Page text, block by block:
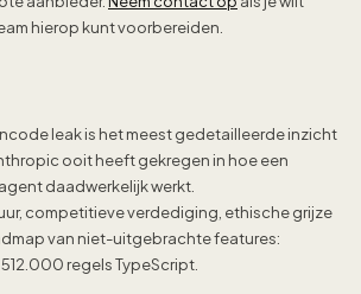
hierop kunt voorbereiden.
leak is het meest gedetailleerde inzicht
ooit heeft gekregen in hoe een
daadwerkelijk werkt.
competitieve verdediging, ethische grijze
van niet-uitgebrachte features:
regels TypeScript.